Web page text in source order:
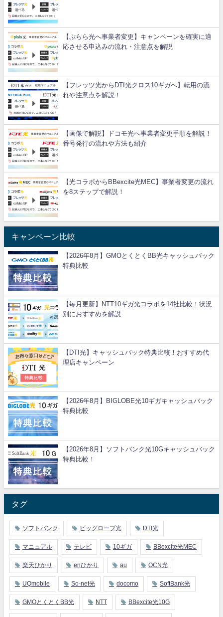
【ぷらら光へ事業者変更】キャンペーンを確実に適
応させる申込みの流れ・注意点を解説
【フレッツ光からDTI光クロス10ギガへ】転用の流
れや注意点を解説！
【画像で解説】ドコモ光へ事業者変更手順を解説！
番号発行の流れや方法も紹介
【光コラボからBBexcite光MEC】事業者変更の流れ
を8ステップで解説！
キャンペーン比較
【2026年8月】GMOとくとくBB光キャッシュバック
特典比較
【毎月更新】NTT10ギガ光コラボを14社比較！状況
別におすすめを解説
【DTI光】キャッシュバック特典比較！おすすめ代
理店キャンペーン
【2026年8月】BIGLOBE光10ギガキャッシュバック
特典比較
【2026年8月】ソフトバンク光10Gキャッシュバック
特典比較！
タグ
ソフトバンク ビッグローブ光 DTI光
マニュアル テレビ 10ギガ BBexcite光MEC
楽天ひかり enひかり au OCN光
UQmobile So-net光 docomo SoftBank光
GMOとくとくBB光 NTT BBexcite光10G